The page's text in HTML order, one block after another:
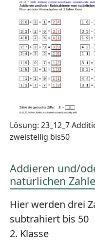
Lösung: 23_12_7
zweistellig bis50
Addieren und/
natürlichen
Hier werden drei
subtrahiert bis 50
2. Klasse